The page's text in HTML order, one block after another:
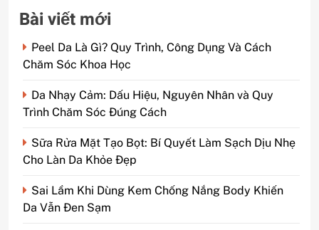
Bài viết mới
Peel Da Là Gì? Quy Trình, Công Dụng Và Cách
Chăm Sóc Khoa Học
Da Nhạy Cảm: Dấu Hiệu, Nguyên Nhân và Quy
Trình Chăm Sóc Đúng Cách
Sữa Rửa Mặt Tạo Bọt: Bí Quyết Làm Sạch Dịu Nhẹ
Cho Làn Da Khỏe Đẹp
Sai Lầm Khi Dùng Kem Chống Nắng Body Khiến
Da Vẫn Đen Sạm